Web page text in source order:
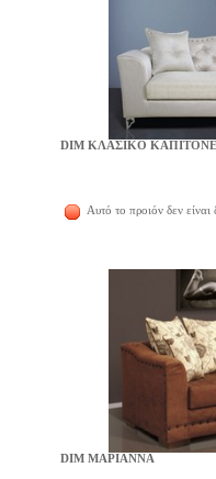
DIM ΚΛΑΣΙΚΟ ΚΑΠΙΤΟΝΕ
Αυτό το προιόν δεν είναι
DIM ΜΑΡΙΑΝΝΑ